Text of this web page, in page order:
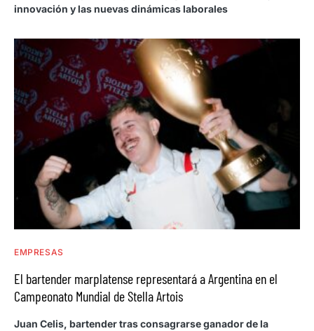
innovación y las nuevas dinámicas laborales
EMPRESAS
El bartender marplatense representará a Argentina en el
Campeonato Mundial de Stella Artois
Juan Celis, bartender tras consagrarse ganador de la